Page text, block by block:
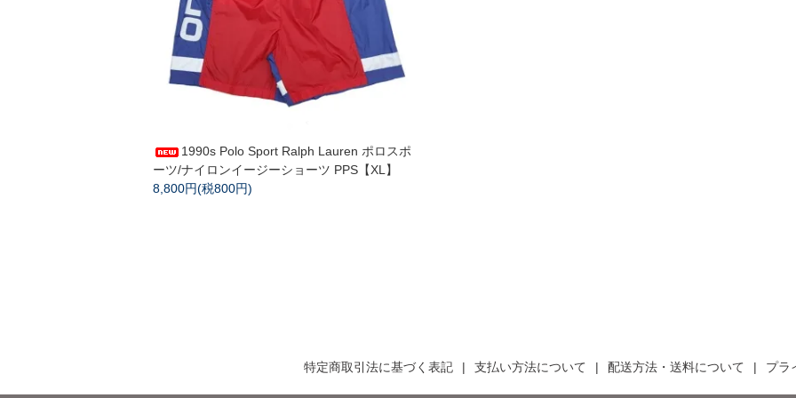
1990s Polo Sport Ralph Lauren ポロスポ
ーツ/ナイロンイージーショーツ PPS【XL】
8,800円(税800円)
特定商取引法に基づく表記 支払い方法について 配送方法・送料について プラ